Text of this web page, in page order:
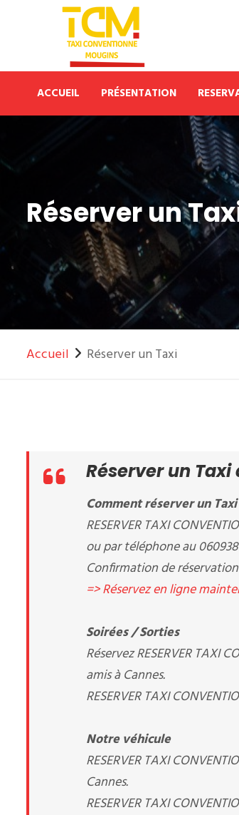
ACCUEIL PRÉSENTATION
Réserver un
Accueil Réserver un Taxi
Réserver un Taxi
Comment réserver un
RESERVER TAXI
ou par téléphone au
Confirmation de
=> Réservez en ligne
Soirées / Sorties
Réservez RESERVER TAXI
amis à Cannes.
RESERVER TAXI
Notre véhicule
RESERVER TAXI
Cannes.
RESERVER TAXI